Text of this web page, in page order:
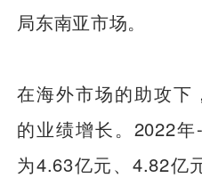
局东南亚市场。
在海外市场的助攻下
的业绩增长。2022
为4.63亿元、4.82亿